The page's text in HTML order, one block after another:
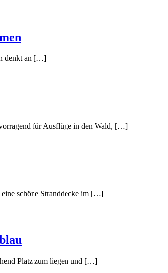
denkt an […]
für Ausflüge in den Wald, […]
eine schöne Stranddecke im […]
Platz zum liegen und […]